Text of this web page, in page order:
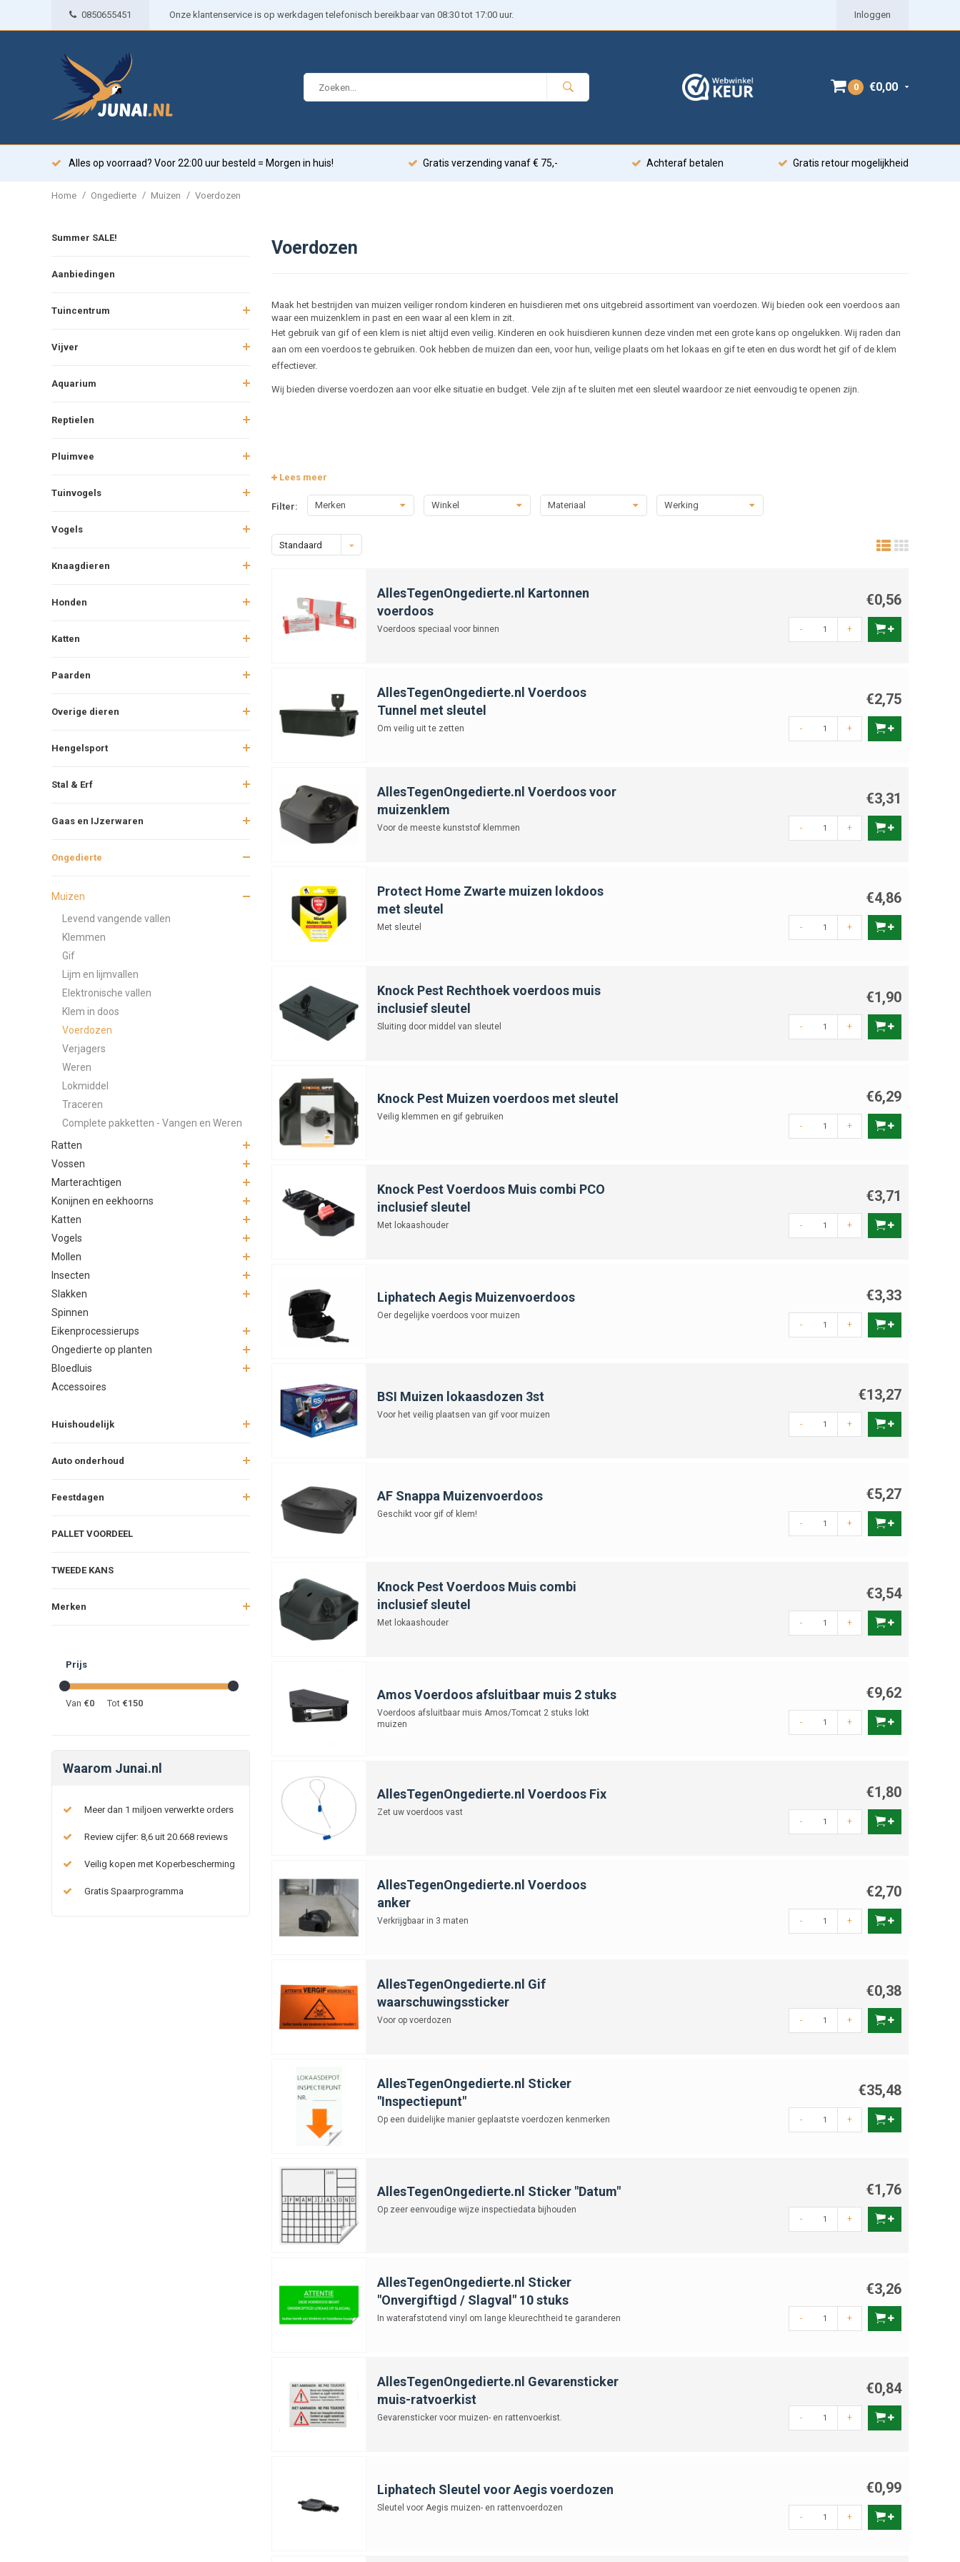
0850655451 Onze klantenservice is op werkdagen telefonisch bereikbaar van 08:30 tot 17:00 uur. Inloggen
0 €0,00
Alles op voorraad? Voor 22:00 uur besteld = Morgen in huis! Gratis verzending vanaf € 75,- Achteraf betalen Gratis retour mogelijkheid
Home / Ongedierte / Muizen / Voerdozen
Summer SALE!
Aanbiedingen
Tuincentrum
Vijver
Aquarium
Reptielen
Pluimvee
Tuinvogels
Vogels
Knaagdieren
Honden
Katten
Paarden
Overige dieren
Hengelsport
Stal & Erf
Gaas en IJzerwaren
Ongedierte
Muizen
Levend vangende vallen
Klemmen
Gif
Lijm en lijmvallen
Elektronische vallen
Klem in doos
Voerdozen
Verjagers
Weren
Lokmiddel
Traceren
Complete pakketten - Vangen en Weren
Ratten
Vossen
Marterachtigen
Konijnen en eekhoorns
Katten
Vogels
Mollen
Insecten
Slakken
Spinnen
Eikenprocessierups
Ongedierte op planten
Bloedluis
Accessoires
Huishoudelijk
Auto onderhoud
Feestdagen
PALLET VOORDEEL
TWEEDE KANS
Merken
Prijs
Van €0 Tot €150
Waarom Junai.nl
Meer dan 1 miljoen verwerkte orders
Review cijfer: 8,6 uit 20.668 reviews
Veilig kopen met Koperbescherming
Gratis Spaarprogramma
Voerdozen
Maak het bestrijden van muizen veiliger rondom kinderen en huisdieren met ons uitgebreid assortiment van voerdozen. Wij bieden ook een voerdoos aan
waar een muizenklem in past en een waar al een klem in zit.
Het gebruik van gif of een klem is niet altijd even veilig. Kinderen en ook huisdieren kunnen deze vinden met een grote kans op ongelukken. Wij raden dan
aan om een voerdoos te gebruiken. Ook hebben de muizen dan een, voor hun, veilige plaats om het lokaas en gif te eten en dus wordt het gif of de klem
effectiever.
Wij bieden diverse voerdozen aan voor elke situatie en budget. Vele zijn af te sluiten met een sleutel waardoor ze niet eenvoudig te openen zijn.
Lees meer
Filter: Merken Winkel Materiaal Werking
Standaard
AllesTegenOngedierte.nl Kartonnen
voerdoos
Voerdoos speciaal voor binnen
€0,56
- +
AllesTegenOngedierte.nl Voerdoos
Tunnel met sleutel
Om veilig uit te zetten
€2,75
- +
AllesTegenOngedierte.nl Voerdoos voor
muizenklem
Voor de meeste kunststof klemmen
€3,31
- +
Protect Home Zwarte muizen lokdoos
met sleutel
Met sleutel
€4,86
- +
Knock Pest Rechthoek voerdoos muis
inclusief sleutel
Sluiting door middel van sleutel
€1,90
- +
Knock Pest Muizen voerdoos met sleutel
Veilig klemmen en gif gebruiken
€6,29
- +
Knock Pest Voerdoos Muis combi PCO
inclusief sleutel
Met lokaashouder
€3,71
- +
Liphatech Aegis Muizenvoerdoos
Oer degelijke voerdoos voor muizen
€3,33
- +
BSI Muizen lokaasdozen 3st
Voor het veilig plaatsen van gif voor muizen
€13,27
- +
AF Snappa Muizenvoerdoos
Geschikt voor gif of klem!
€5,27
- +
Knock Pest Voerdoos Muis combi
inclusief sleutel
Met lokaashouder
€3,54
- +
Amos Voerdoos afsluitbaar muis 2 stuks
Voerdoos afsluitbaar muis Amos/Tomcat 2 stuks lokt
muizen
€9,62
- +
AllesTegenOngedierte.nl Voerdoos Fix
Zet uw voerdoos vast
€1,80
- +
AllesTegenOngedierte.nl Voerdoos
anker
Verkrijgbaar in 3 maten
€2,70
- +
AllesTegenOngedierte.nl Gif
waarschuwingssticker
Voor op voerdozen
€0,38
- +
AllesTegenOngedierte.nl Sticker
"Inspectiepunt"
Op een duidelijke manier geplaatste voerdozen kenmerken
€35,48
- +
AllesTegenOngedierte.nl Sticker "Datum"
Op zeer eenvoudige wijze inspectiedata bijhouden
€1,76
- +
AllesTegenOngedierte.nl Sticker
"Onvergiftigd / Slagval" 10 stuks
In waterafstotend vinyl om lange kleurechtheid te garanderen
€3,26
- +
AllesTegenOngedierte.nl Gevarensticker
muis-ratvoerkist
Gevarensticker voor muizen- en rattenvoerkist.
€0,84
- +
Liphatech Sleutel voor Aegis voerdozen
Sleutel voor Aegis muizen- en rattenvoerdozen
€0,99
- +